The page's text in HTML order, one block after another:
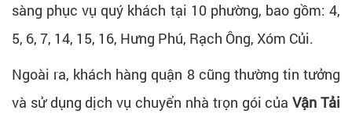
sàng phục vụ quý khách tại 10 phường, bao gồm: 4,
5, 6, 7, 14, 15, 16, Hưng Phú, Rạch Ông, Xóm Củi.
Ngoài ra, khách hàng quận 8 cũng thường tin tưởng
và sử dụng dịch vụ chuyển nhà trọn gói củaVận Tải